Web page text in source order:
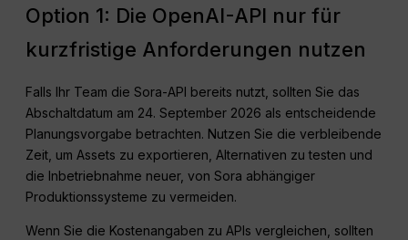
Option 1: Die OpenAI-API nur für
kurzfristige Anforderungen nutzen
Falls Ihr Team die Sora-API bereits nutzt, sollten Sie das
Abschaltdatum am 24. September 2026 als entscheidende
Planungsvorgabe betrachten. Nutzen Sie die verbleibende
Zeit, um Assets zu exportieren, Alternativen zu testen und
die Inbetriebnahme neuer, von Sora abhängiger
Produktionssysteme zu vermeiden.
Wenn Sie die Kostenangaben zu APIs vergleichen, sollten